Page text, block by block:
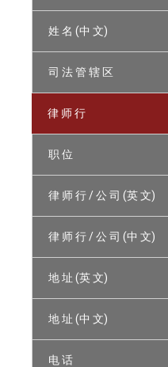
姓 名 (中 文)
司 法 管 辖 区
律 师 行
职 位
律 师 行 / 公 司 (英 文)
律 师 行 / 公 司 (中 文)
地 址 (英 文)
地 址 (中 文)
电 话